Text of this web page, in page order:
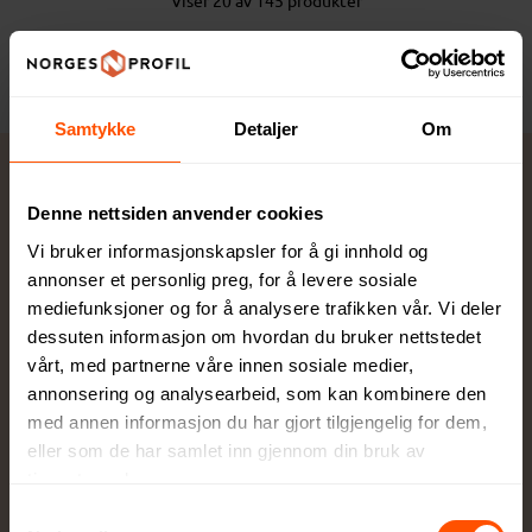
Samtykke Detaljer Om
Denne nettsiden anvender cookies
Vi bruker informasjonskapsler for å gi innhold og
annonser et personlig preg, for å levere sosiale
mediefunksjoner og for å analysere trafikken vår. Vi deler
dessuten informasjon om hvordan du bruker nettstedet
vårt, med partnerne våre innen sosiale medier,
annonsering og analysearbeid, som kan kombinere den
med annen informasjon du har gjort tilgjengelig for dem,
eller som de har samlet inn gjennom din bruk av
Hent flere produkter
Praktisk giveaway med stor reklameflate
Å bruke paraplyer med trykk som profilartikler kan
være en god måte å øke synligheten og styrke
merkevareidentiteten din på. I tillegg til at paraplyer
er en praktisk gave for mottakeren, fungerer den også
som en reklameflate som viser frem din bedrifts logo
og farger. Utvalget er stort og vi har blant annet
standardparaply, sammenleggbar paraply, golfparaply,